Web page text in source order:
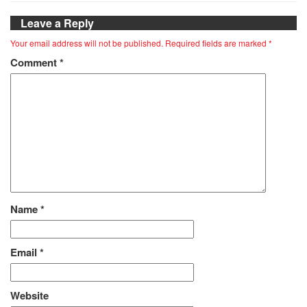
Leave a Reply
Your email address will not be published. Required fields are marked *
Comment*
Name*
Email *
Website